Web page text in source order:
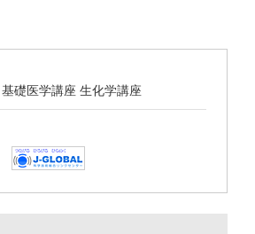
礎医学講座 生化学講座